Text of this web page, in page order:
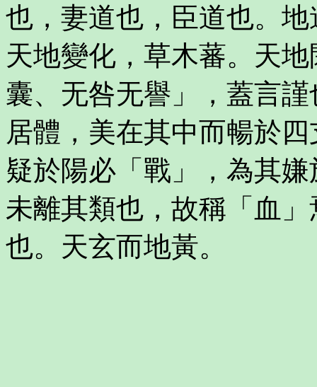
也，妻道也，臣道也。
天地變化，草木蕃。天
囊、无咎无譽」，蓋言
居體，美在其中而暢於
疑於陽必「戰」，為其
未離其類也，故稱「血
也。天玄而地黃。